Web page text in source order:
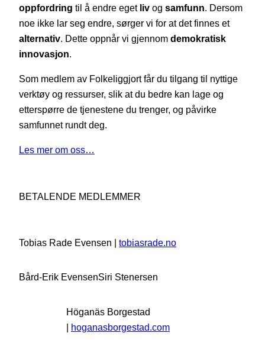
oppfordring til å endre eget liv og samfunn. Dersom
noe ikke lar seg endre, sørger vi for at det finnes et
alternativ. Dette oppnår vi gjennom demokratisk
innovasjon.
Som medlem av Folkeliggjort får du tilgang til nyttige
verktøy og ressurser, slik at du bedre kan lage og
etterspørre de tjenestene du trenger, og påvirke
samfunnet rundt deg.
Les mer om oss…
BETALENDE MEDLEMMER
Tobias Rade Evensen | tobiasrade.no
Bård-Erik EvensenSiri Stenersen
Höganäs Borgestad
| hoganasborgestad.com